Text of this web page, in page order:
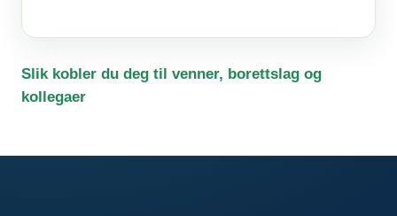
Slik kobler du deg til venner, borettslag og
kollegaer